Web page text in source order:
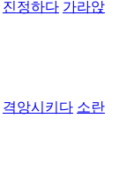
진정하다 가라앉
격앙시키다 소란